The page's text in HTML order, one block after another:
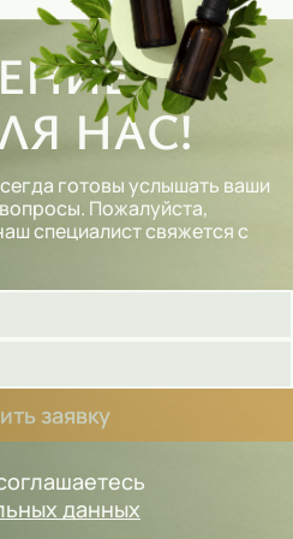
НАС!
готовы услышать ваши
Пожалуйста,
специалист свяжется с
заявку
данных